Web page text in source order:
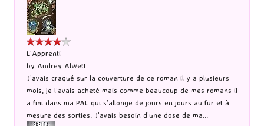
L'Apprenti
by Audrey Alwett
J’avais craqué sur la couverture de ce roman il y a plusieurs
mois, je l’avais acheté mais comme beaucoup de mes romans il
a fini dans ma PAL qui s’allonge de jours en jours au fur et à
mesure des sorties. J’avais besoin d’une dose de ma...